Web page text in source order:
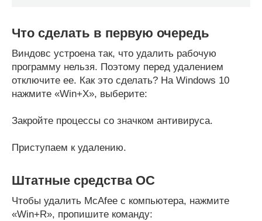
Что сделать в первую очередь
Виндовс устроена так, что удалить рабочую
программу нельзя. Поэтому перед удалением
отключите ее. Как это сделать? На Windows 10
нажмите «Win+X», выберите:
Закройте процессы со значком антивируса.
Приступаем к удалению.
Штатные средства ОС
Чтобы удалить McAfee с компьютера, нажмите
«Win+R», пропишите команду: